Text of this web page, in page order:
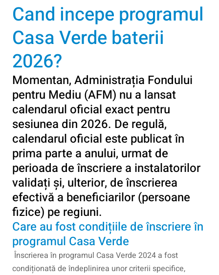
Cand incepe programul
Casa Verde baterii
2026?
Momentan, Administrația Fondului
pentru Mediu (AFM) nu a lansat
calendarul oficial exact pentru
sesiunea din 2026. De regulă,
calendarul oficial este publicat în
prima parte a anului, urmat de
perioada de înscriere a instalatorilor
validați și, ulterior, de înscrierea
efectivă a beneficiarilor (persoane
fizice) pe regiuni.
Care au fost condițiile de înscriere în
programul Casa Verde
Înscrierea în programul Casa Verde 2024 a fost
condiționată de îndeplinirea unor criterii specifice,